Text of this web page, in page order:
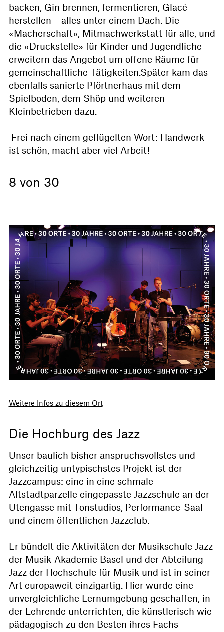
backen, Gin brennen, fermentieren, Glacé
herstellen – alles unter einem Dach. Die
«Macherschaft», Mitmachwerkstatt für alle, und
die «Druckstelle» für Kinder und Jugendliche
erweitern das Angebot um offene Räume für
gemeinschaftliche Tätigkeiten.Später kam das
ebenfalls sanierte Pförtnerhaus mit dem
Spielboden, dem Shöp und weiteren
Kleinbetrieben dazu.
Frei nach einem geflügelten Wort: Handwerk
ist schön, macht aber viel Arbeit!
8 von 30
Weitere Infos zu diesem Ort
Die Hochburg des Jazz
Unser baulich bisher anspruchsvollstes und
gleichzeitig untypischstes Projekt ist der
Jazzcampus: eine in eine schmale
Altstadtparzelle eingepasste Jazzschule an der
Utengasse mit Tonstudios, Performance-Saal
und einem öffentlichen Jazzclub.
Er bündelt die Aktivitäten der Musikschule Jazz
der Musik-Akademie Basel und der Abteilung
Jazz der Hochschule für Musik und ist in seiner
Art europaweit einzigartig. Hier wurde eine
unvergleichliche Lernumgebung geschaffen, in
der Lehrende unterrichten, die künstlerisch wie
pädagogisch zu den Besten ihres Fachs